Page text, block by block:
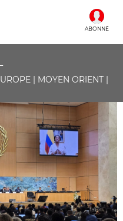
ABONNÉ
| MOYEN ORIENT |